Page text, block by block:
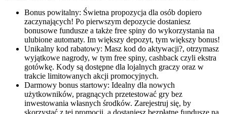
Bonus powitalny: Świetna propozycja dla osób dopiero
zaczynających! Po pierwszym depozycie dostaniesz
bonusowe fundusze a także free spiny do wykorzystania na
ulubione automaty. Im większy depozyt, tym większy bonus!
Unikalny kod rabatowy: Masz kod do aktywacji?, otrzymasz
wyjątkowe nagrody, w tym free spiny, cashback czyli ekstra
gotówkę. Kody są dostępne dla lojalnych graczy oraz w
trakcie limitowanych akcji promocyjnych.
Darmowy bonus startowy: Idealny dla nowych
użytkowników, pragnących przetestować gry bez
inwestowania własnych środków. Zarejestruj się, by
skorzystać z tej promocji, a dostaniesz bezpłatne fundusze na